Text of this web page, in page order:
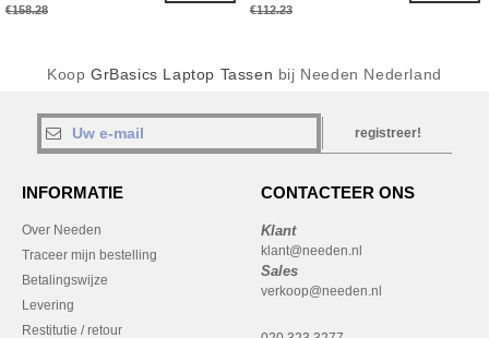
€158.28 €112.23
KoopGrBasics Laptop Tassen bij Needen Nederland
registreer!
INFORMATIE
Over Needen
Traceer mijn bestelling
Betalingswijze
Levering
Restitutie / retour
CONTACTEER ONS
Klant
klant@needen.nl
Sales
verkoop@needen.nl